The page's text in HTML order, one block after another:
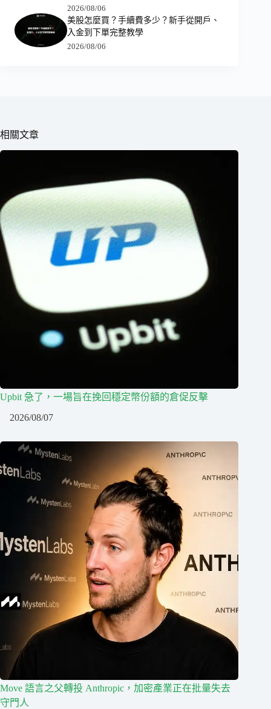
2026/08/06
美股怎麼買？手續費多少？新手從開戶、
入金到下單完整教學
2026/08/06
相關文章
Upbit 急了，一場旨在挽回穩定幣份額的倉促反擊
2026/08/07
Move 語言之父轉投 Anthropic，加密產業正在批量失去
守門人